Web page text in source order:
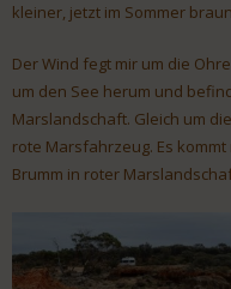
kleiner, jetzt im Sommer
Der Wind fegt mir um die
um den See herum und
Marslandschaft. Gleich um
rote Marsfahrzeug. Es
Brumm in roter